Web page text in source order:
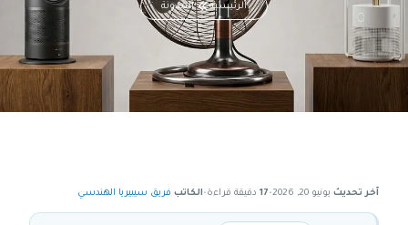
الرئيسية المدونة
آخر تحديث يونيو 20, 2026 •
17 دقيقة قراءة•الكاتب فريق سيبيريا الهندسي